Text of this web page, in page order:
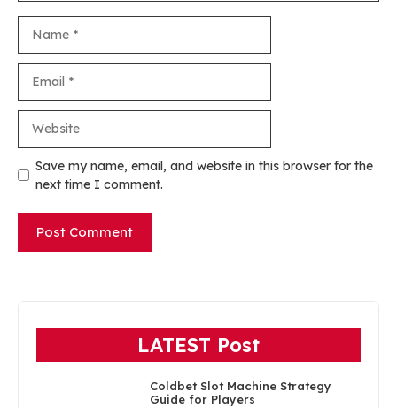
Save my name, email, and website in this browser for the
next time I comment.
LATEST Post
Coldbet Slot Machine Strategy
Guide for Players